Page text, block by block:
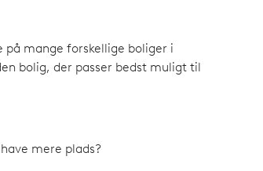
mange forskellige boliger i
bolig, der passer bedst muligt til
mere plads?